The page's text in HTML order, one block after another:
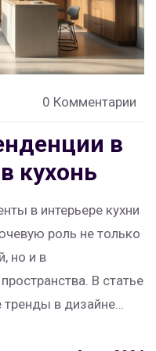
0 Комментарии
в
кухонь
в интерьере кухни
роль не только
но и в
В статье
тренды в дизайне
материалы,